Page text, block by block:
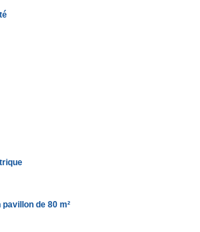
de 80 m²